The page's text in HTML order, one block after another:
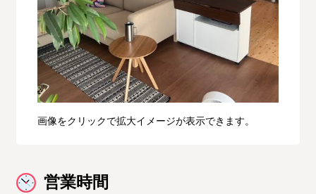
画像をクリックで拡大イメージが表示できます。
営業時間